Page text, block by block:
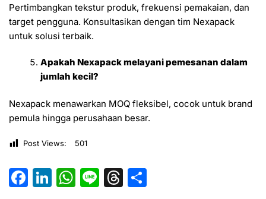
Pertimbangkan tekstur produk, frekuensi pemakaian, dan
target pengguna. Konsultasikan dengan tim Nexapack
untuk solusi terbaik.
Apakah Nexapack melayani pemesanan dalam
jumlah kecil?
Nexapack menawarkan MOQ fleksibel, cocok untuk brand
pemula hingga perusahaan besar.
Post Views: 501
F
Li W Li T